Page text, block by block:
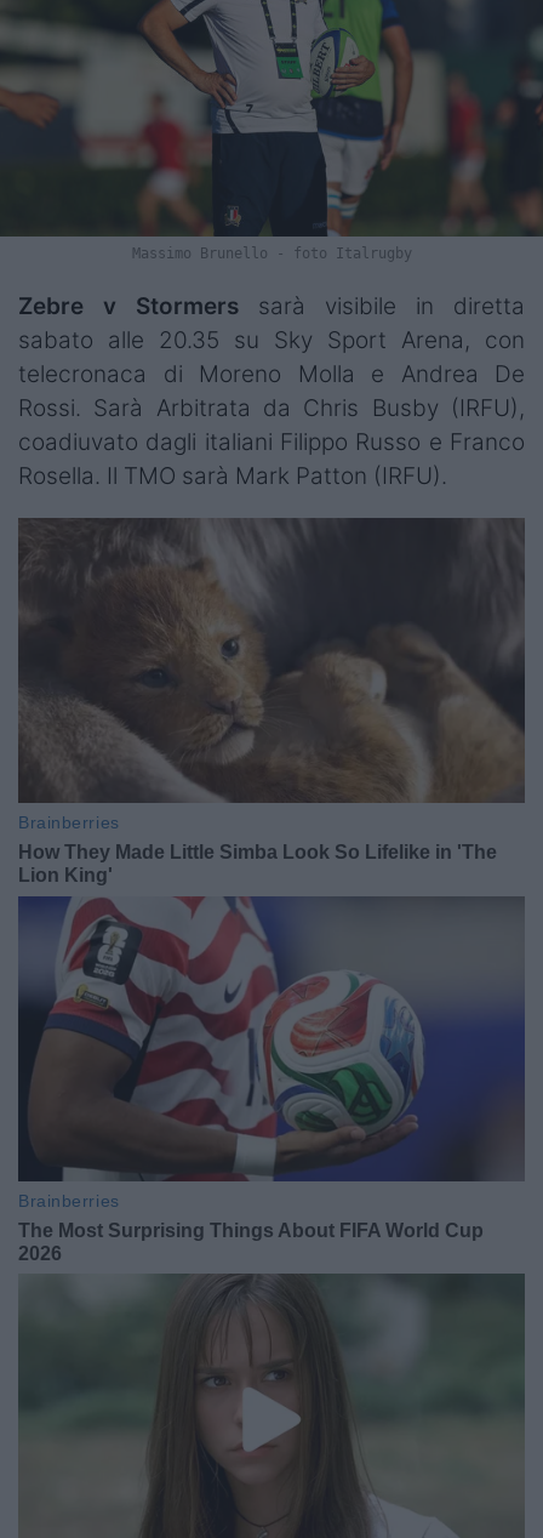
Massimo Brunello - foto Italrugby
Zebre v Stormers sarà visibile in diretta
sabato alle 20.35 su Sky Sport Arena, con
telecronaca di Moreno Molla e Andrea De
Rossi. Sarà Arbitrata da Chris Busby (IRFU),
coadiuvato dagli italiani Filippo Russo e Franco
Rosella. Il TMO sarà Mark Patton (IRFU).